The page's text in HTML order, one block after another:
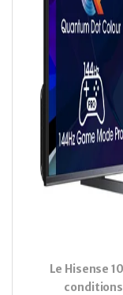
Le Hisense
conditions